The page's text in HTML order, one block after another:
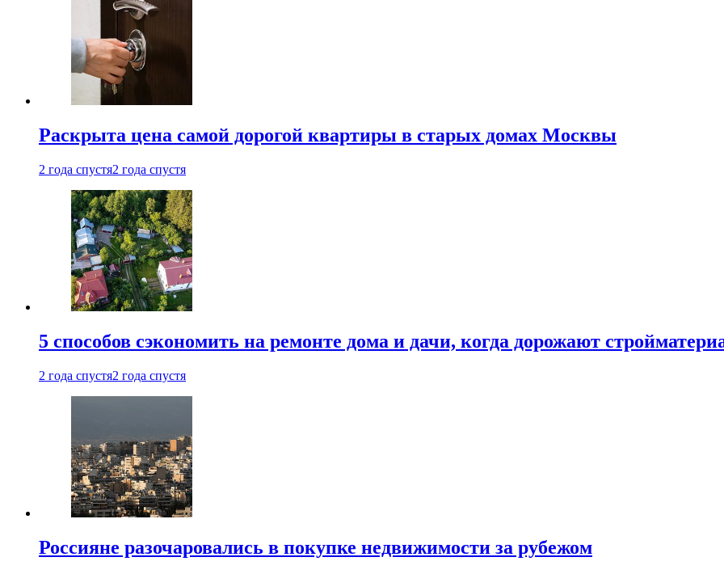
Раскрыта цена самой дорогой квартиры в старых домах Москвы
2 года спустя2 года спустя
5 способов сэкономить на ремонте дома и дачи, когда дорожают
2 года спустя2 года спустя
Россияне разочаровались в покупке недвижимости за рубежом